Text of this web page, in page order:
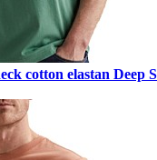
cotton elastan Deep